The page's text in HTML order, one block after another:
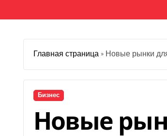
Главная страница » Новые рынки
Бизнес
Новые